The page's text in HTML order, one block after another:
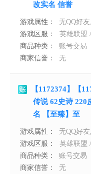
改实名 信誉
游戏属性：
无QQ好
游戏区服：
英雄联盟
商品种类：
账号交易
商家信誉：
无
【1172374】【
传说 62史诗 220
名 【至臻】至
游戏属性：
无QQ好
游戏区服：
英雄联盟
商品种类：
账号交易
商家信誉：
无